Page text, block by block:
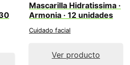
Mascarilla Hidratissima ·
Armonia · 12 unidades
Cuidado facial
Ver producto